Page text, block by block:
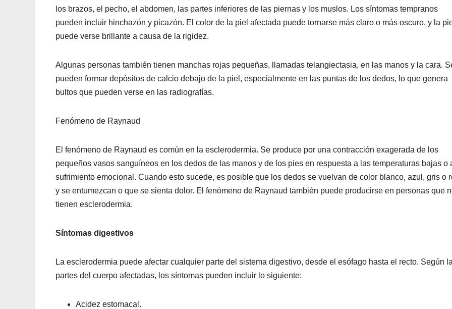
los brazos, el pecho, el abdomen, las partes inferiores de las piernas y los muslos. Los síntomas tempranos
pueden incluir hinchazón y picazón. El color de la piel afectada puede tornarse más claro o más oscuro, y la
puede verse brillante a causa de la rigidez.
Algunas personas también tienen manchas rojas pequeñas, llamadas telangiectasia, en las manos y la cara.
pueden formar depósitos de calcio debajo de la piel, especialmente en las puntas de los dedos, lo que genera
bultos que pueden verse en las radiografías.
Fenómeno de Raynaud
El fenómeno de Raynaud es común en la esclerodermia. Se produce por una contracción exagerada de los
pequeños vasos sanguíneos en los dedos de las manos y de los pies en respuesta a las temperaturas bajas o
sufrimiento emocional. Cuando esto sucede, es posible que los dedos se vuelvan de color blanco, azul, gris o
y se entumezcan o que se sienta dolor. El fenómeno de Raynaud también puede producirse en personas que
tienen esclerodermia.
Síntomas digestivos
La esclerodermia puede afectar cualquier parte del sistema digestivo, desde el esófago hasta el recto. Según
partes del cuerpo afectadas, los síntomas pueden incluir lo siguiente:
Acidez estomacal.